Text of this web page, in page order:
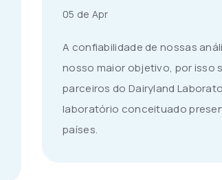
05 de Apr
A confiabilidade de nossas
nosso maior objetivo, por isso
parceiros do Dairyland
laboratório conceituado
países.